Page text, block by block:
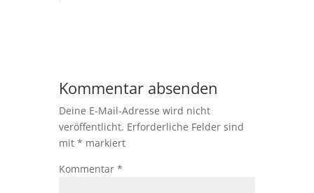
Kommentar absenden
Deine E-Mail-Adresse wird nicht
veröffentlicht. Erforderliche Felder sind
mit * markiert
Kommentar *